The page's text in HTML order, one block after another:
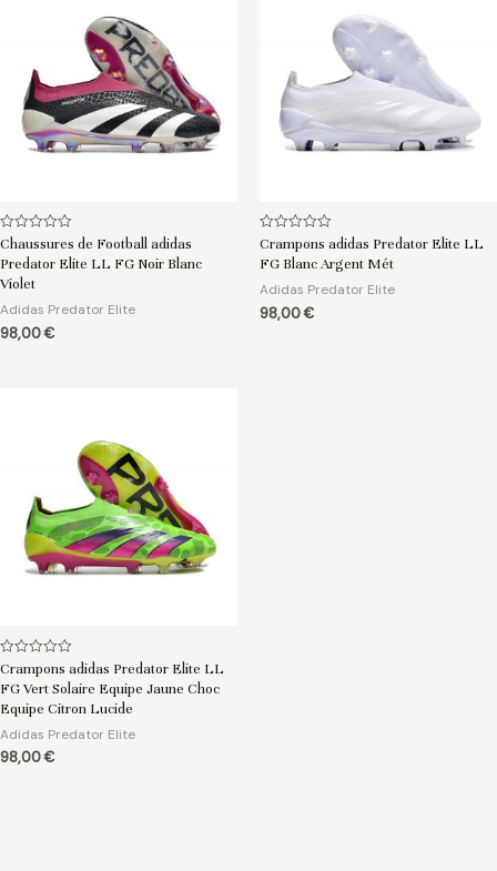
Note
sur
5
Chaussures de Football adidas
Predator Elite LL FG Noir Blanc
Violet
Adidas Predator Elite
98,00€
Note
sur
Crampons adidas Predator Elite LL
FG Blanc Argent Mét
Adidas Predator Elite
98,00€
Note
sur
5
Crampons adidas Predator Elite LL
FG Vert Solaire Equipe Jaune Choc
Equipe Citron Lucide
Adidas Predator Elite
98,00€